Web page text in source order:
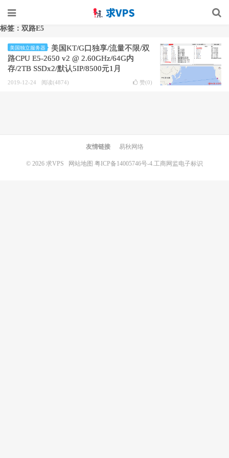
标签：双路E5
美国独立服务器
美国KT/G口独享/流量不限/双
路CPU E5-2650 v2 @ 2.60GHz/64G内
存/2TB SSDx2/默认5IP/8500元1月
2019-12-24 阅读(4874) 赞(0)
友情链接 易秋网络
© 2026 求VPS 网站地图 粤ICP备14005746号-4.工商网监电子标识